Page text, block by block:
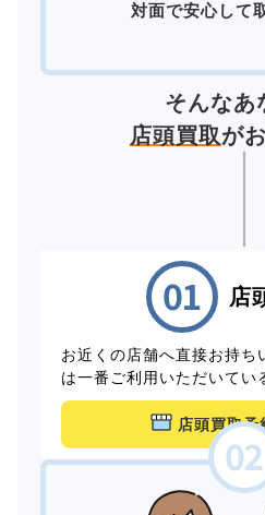
対面で安心して
そんなあ
店頭買取が
店
お近くの店舗へ直接お持ち
は一番ご利用いただいてい
店頭買取予